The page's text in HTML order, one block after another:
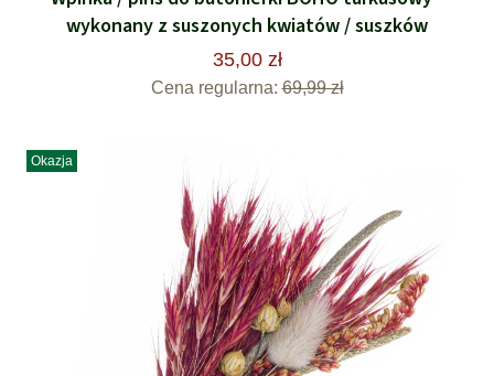
wykonany z suszonych kwiatów / suszków
35,00 zł
Cena regularna: 69,99 zł
Okazja